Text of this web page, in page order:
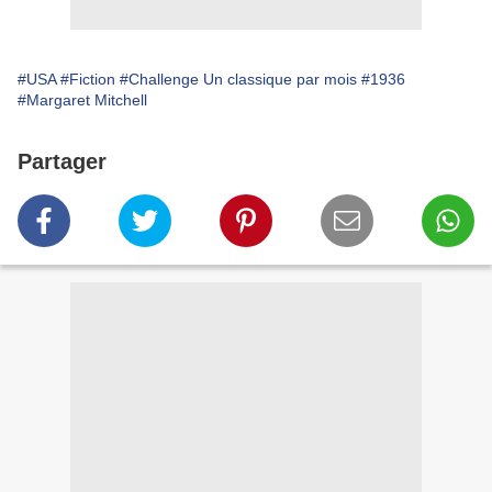
#USA #Fiction #Challenge Un classique par mois #1936
#Margaret Mitchell
Partager